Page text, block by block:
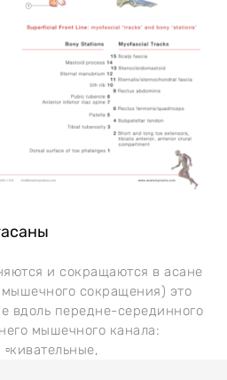
и сокращаются в асане
сокращения) это
вдоль передне-серединного
мышечного канала: